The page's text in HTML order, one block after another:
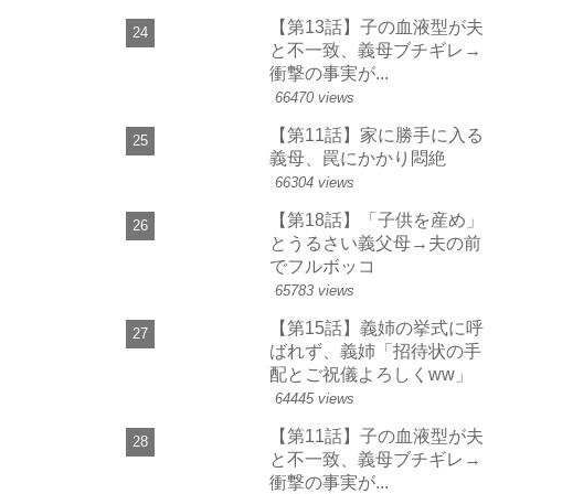
【第13話】子の血液型が夫
と不一致、義母ブチギレ→
衝撃の事実が...
66470 views
【第11話】家に勝手に入る
義母、罠にかかり悶絶
66304 views
【第18話】「子供を産め」
とうるさい義父母→夫の前
でフルボッコ
65783 views
【第15話】義姉の挙式に呼
ばれず、義姉「招待状の手
配とご祝儀よろしくww」
64445 views
【第11話】子の血液型が夫
と不一致、義母ブチギレ→
衝撃の事実が...